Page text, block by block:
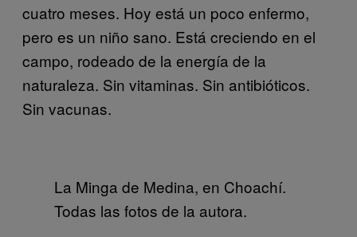
cuatro meses. Hoy está un poco enfermo,
pero es un niño sano. Está creciendo en el
campo, rodeado de la energía de la
naturaleza. Sin vitaminas. Sin antibióticos.
Sin vacunas.
La Minga de Medina, en Choachí.
Todas las fotos de la autora.